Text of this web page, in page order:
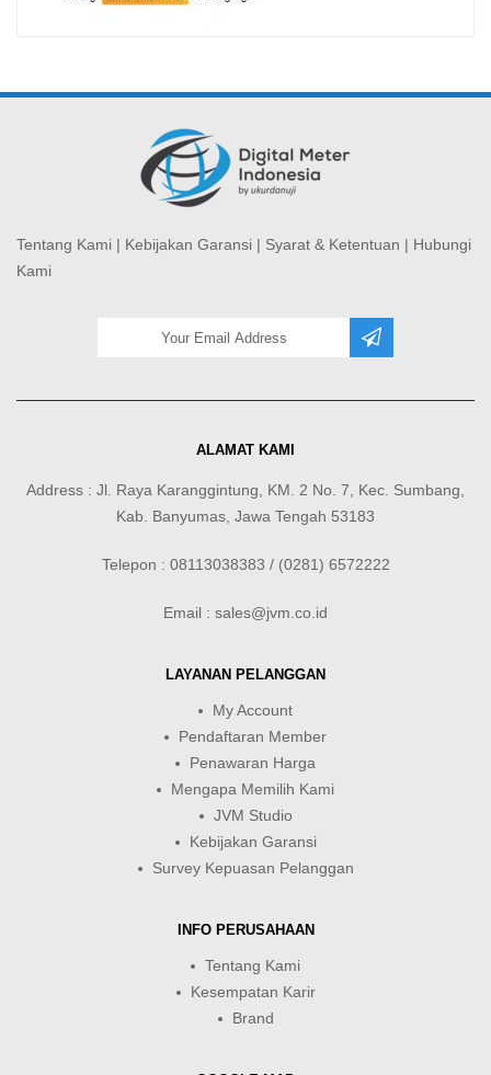
Tentang Kami | Kebijakan Garansi | Syarat & Ketentuan | Hubungi
Kami
ALAMAT KAMI
Address : Jl. Raya Karanggintung, KM. 2 No. 7, Kec. Sumbang,
Kab. Banyumas, Jawa Tengah 53183
Telepon : 08113038383 / (0281) 6572222
Email : sales@jvm.co.id
LAYANAN PELANGGAN
My Account
Pendaftaran Member
Penawaran Harga
Mengapa Memilih Kami
JVM Studio
Kebijakan Garansi
Survey Kepuasan Pelanggan
INFO PERUSAHAAN
Tentang Kami
Kesempatan Karir
Brand